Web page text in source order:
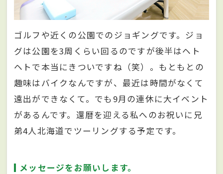
ゴルフや近くの公園でのジョギングです。ジョ
グは公園を3周くらい回るのですが後半はヘト
ヘトで本当にきついですね（笑）。もともとの
趣味はバイクなんですが、最近は時間がなくて
遠出ができなくて。でも9月の連休に大イベント
があるんです。還暦を迎える私へのお祝いに兄
弟4人北海道でツーリングする予定です。
メッセージをお願いします。